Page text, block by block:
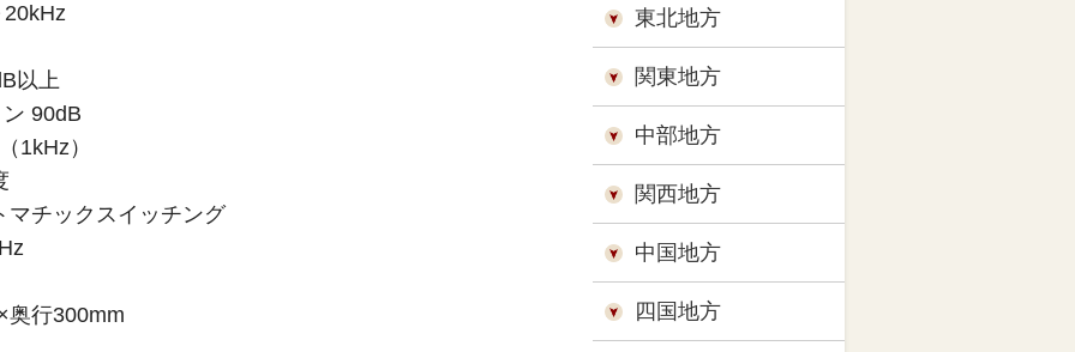
以上
90dB
1kHz）
マチックスイッチング
奥行300mm
東北地方
関東地方
中部地方
関西地方
中国地方
四国地方